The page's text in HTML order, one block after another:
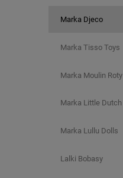
Marka Djeco
Marka Tisso Toys
Marka Moulin Roty
Marka Little Dutch
Marka Lullu Dolls
Lalki Bobasy